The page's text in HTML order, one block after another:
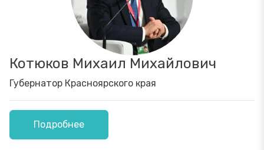
Котюков Михаил Михайлович
Губернатор Красноярского края
Подробнее